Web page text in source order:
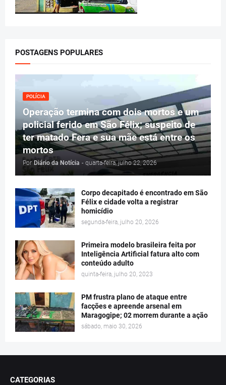
POSTAGENS POPULARES
POLÍCIA
Operação termina com dois mortos e um
policial ferido em São Félix; suspeito de
ter matado Fera e sua mãe está entre os
mortos
Por Diário da Notícia - quarta-feira, julho 22, 2026
Corpo decapitado é encontrado em São
Félix e cidade volta a registrar
homicídio
segunda-feira, julho 20, 2026
Primeira modelo brasileira feita por
Inteligência Artificial fatura alto com
conteúdo adulto
quinta-feira, julho 20, 2023
PM frustra plano de ataque entre
facções e apreende arsenal em
Maragogipe; 02 morrem durante a ação
sábado, maio 30, 2026
CATEGORIAS